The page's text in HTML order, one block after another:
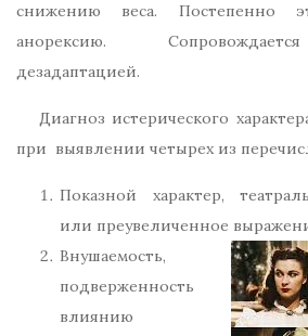
снижению веса. Постепенно
анорексию.
дезадаптацией.
Диагноз истерического
при выявлении четырех из
Показной характер,
или преувеличенное
Внушаемость,
подверженность
влиянию